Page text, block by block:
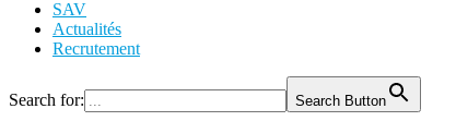
SAV
Actualités
Recrutement
Search for: Search Button